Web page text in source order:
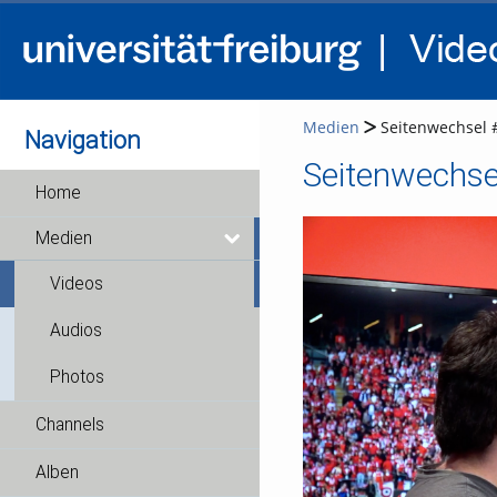
Navigation
Home
Medien
Videos
Audios
Photos
Channels
Alben
Medien Seitenwechsel